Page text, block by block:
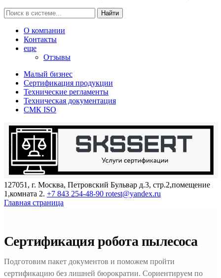
Найти
О компании
Контакты
еще
Отзывы
Малый бизнес
Сертификация продукции
Технические регламенты
Техническая документация
СМК ISO
127051, г. Москва, Петровский Бульвар д.3, стр.2,помещение
1,комната 2. +7 843 254-48-90 rotest@yandex.ru
Главная страница
Сертификация робота пылесоса
Подготовим пакет документов и поможем пройти
сертификацию без лишней бюрократии. Сориентируем по